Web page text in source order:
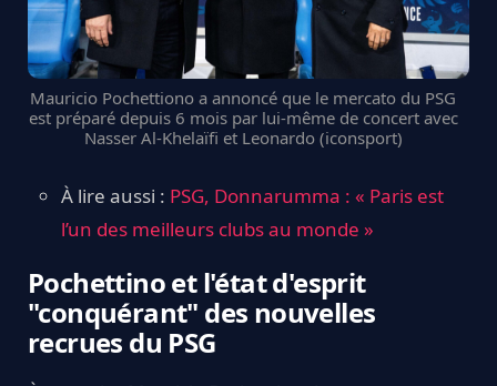
Mauricio Pochettiono a annoncé que le mercato du PSG
est préparé depuis 6 mois par lui-même de concert avec
Nasser Al-Khelaïfi et Leonardo (iconsport)
À lire aussi : PSG, Donnarumma : « Paris est
l’un des meilleurs clubs au monde »
Pochettino et l'état d'esprit
"conquérant" des nouvelles
recrues du PSG